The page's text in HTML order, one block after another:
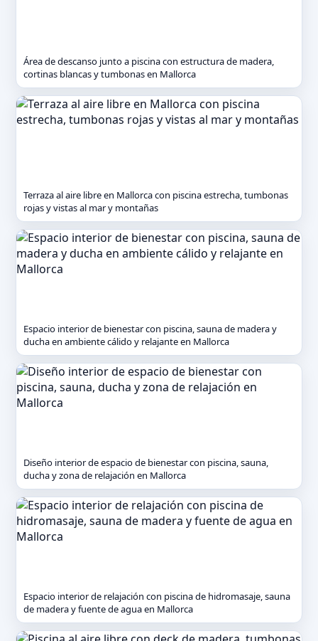
Área de descanso junto a piscina con estructura de madera,
cortinas blancas y tumbonas en Mallorca
Terraza al aire libre en Mallorca con piscina estrecha, tumbonas
rojas y vistas al mar y montañas
Espacio interior de bienestar con piscina, sauna de madera y
ducha en ambiente cálido y relajante en Mallorca
Diseño interior de espacio de bienestar con piscina, sauna,
ducha y zona de relajación en Mallorca
Espacio interior de relajación con piscina de hidromasaje, sauna
de madera y fuente de agua en Mallorca